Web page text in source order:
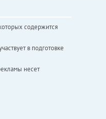
содержится
в подготовке
несет